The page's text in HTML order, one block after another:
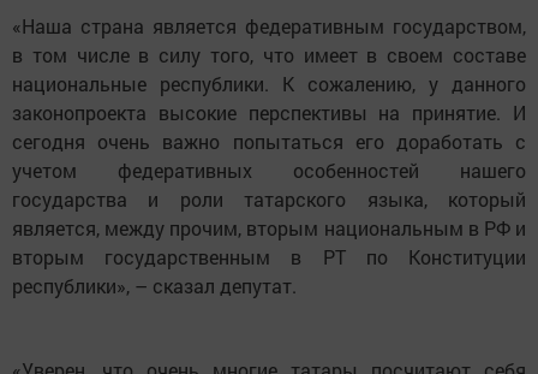
«Наша страна является федеративным государством,
в том числе в силу того, что имеет в своем составе
национальные республики. К сожалению, у данного
законопроекта высокие перспективы на принятие. И
сегодня очень важно попытаться его доработать с
учетом федеративных особенностей нашего
государства и роли татарского языка, который
является, между прочим, вторым национальным в РФ и
вторым государственным в РТ по Конституции
республики», – сказал депутат.